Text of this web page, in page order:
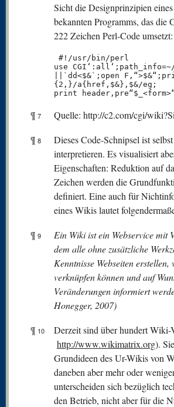
Sicht die Designprinzipien
bekannten Programms, das
222 Zeichen Perl-Code umsetzt:
#!/usr/bin/perl
use
||`dd<$&`;open
{2,}/a{href,$&},$&/eg;
print
¶ 7
Quelle: http://c2.com/cgi/
¶ 8
Dieses Code-Schnipsel ist
interpretieren. Es visualisiert
Eigenschaften: Reduktion auf
Zeichen werden die
definiert. Eine auch für
eines Wikis lautet
¶ 9
Ein Wiki ist ein Webservice mit
dem alle ohne zusätzliche
Kenntnisse Webseiten
verknüpfen können und auf
Veränderungen informiert
Honegger, 2007)
¶ 10
Derzeit sind über hundert Wiki-
http://www.wikimatrix.org).
Grundideen des Ur-Wikis von
daneben aber mehr oder
unterscheiden sich bezüglich
den Betrieb, nicht aber für die